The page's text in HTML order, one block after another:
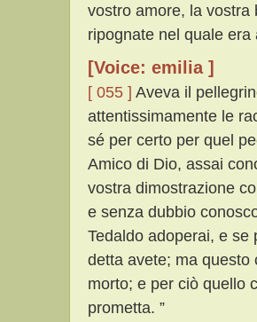
vostro amore, la vostra
ripognate nel quale
[Voice: emilia ]
[ 055 ] Aveva il
attentissimamente le
sé per certo per quel
Amico di Dio, assai
vostra dimostrazione
e senza dubbio
Tedaldo adoperai, e
detta avete; ma questo
morto; e per ciò quello
prometta. ”